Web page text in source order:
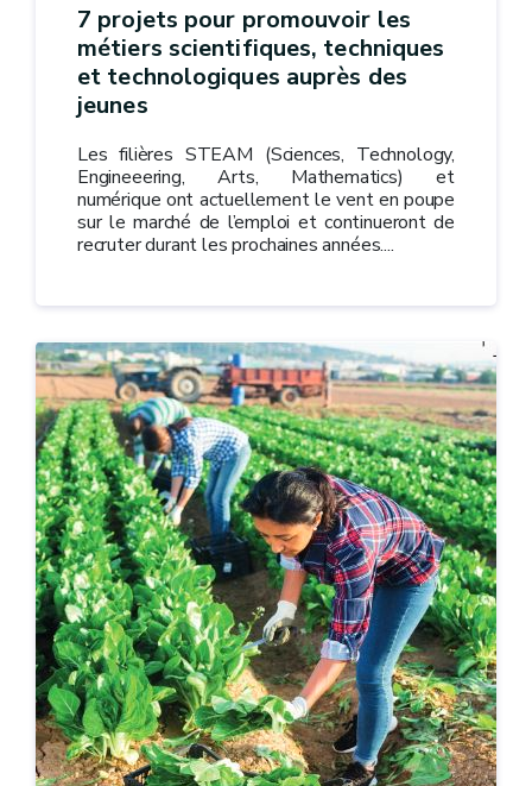
7 projets pour promouvoir les
métiers scientifiques, techniques
et technologiques auprès des
jeunes
Les filières STEAM (Sciences, Technology,
Engineeering, Arts, Mathematics) et
numérique ont actuellement le vent en poupe
sur le marché de l’emploi et continueront de
recruter durant les prochaines années....